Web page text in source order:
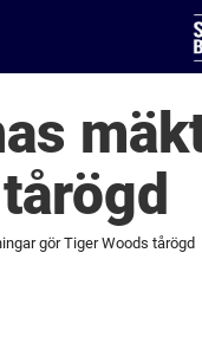
gör Tiger Woods tårögd